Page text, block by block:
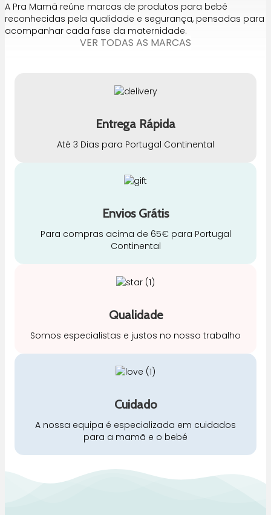
A Pra Mamã reúne marcas de produtos para bebé
reconhecidas pela qualidade e segurança, pensadas para
acompanhar cada fase da maternidade.
VER TODAS AS MARCAS
Entrega Rápida
Até 3 Dias para Portugal Continental
Envios Grátis
Para compras acima de 65€ para Portugal
Continental
Qualidade
Somos especialistas e justos no nosso trabalho
Cuidado
A nossa equipa é especializada em cuidados
para a mamã e o bebé